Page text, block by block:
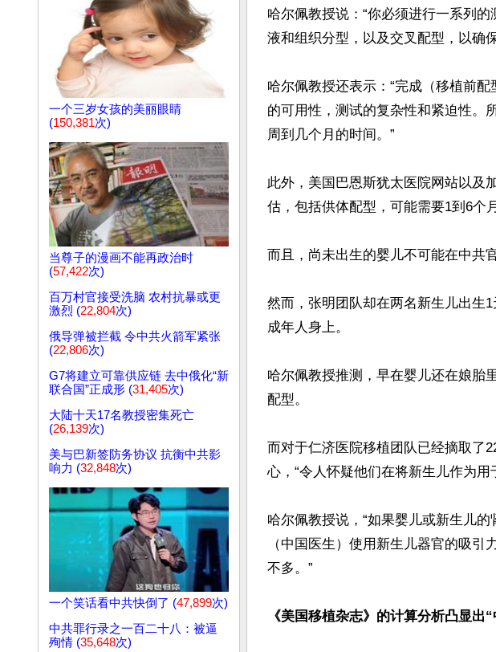
一个三岁女孩的美丽眼睛
(150,381次)
当尊子的漫画不能再政治时
(57,422次)
百万村官接受洗脑 农村抗暴或更
激烈 (22,804次)
俄导弹被拦截 令中共火箭军紧张
(22,806次)
G7将建立可靠供应链 去中俄化“新
联合国”正成形 (31,405次)
大陆十天17名教授密集死亡
(26,139次)
美与巴新签防务协议 抗衡中共影
响力 (32,848次)
一个笑话看中共快倒了 (47,899次)
中共罪行录之一百二十八：被逼
殉情 (35,648次)
哈尔佩教授说：“你必须进行一系列
液和组织分型，以及交叉配型，以确
哈尔佩教授还表示：“完成（移植前
的可用性，测试的复杂性和紧迫性。
周到几个月的时间。”
此外，美国巴恩斯犹太医院网站以及
估，包括供体配型，可能需要1到6个
而且，尚未出生的婴儿不可能在中共
然而，张明团队却在两名新生儿出生
成年人身上。
哈尔佩教授推测，早在婴儿还在娘胎
配型。
而对于仁济医院移植团队已经摘取了
心，“令人怀疑他们在将新生儿作为用
哈尔佩教授说，“如果婴儿或新生儿
（中国医生）使用新生儿器官的吸
不多。”
《美国移植杂志》的计算分析凸显出